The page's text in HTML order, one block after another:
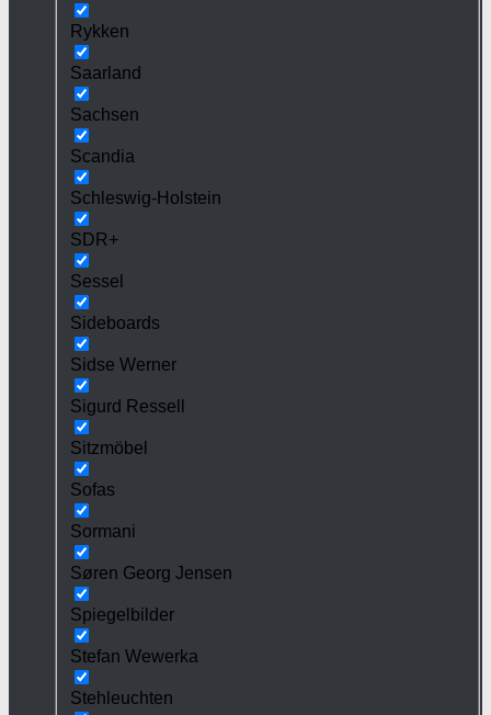
Rykken
Saarland
Sachsen
Scandia
Schleswig-Holstein
SDR+
Sessel
Sideboards
Sidse Werner
Sigurd Ressell
Sitzmöbel
Sofas
Sormani
Søren Georg Jensen
Spiegelbilder
Stefan Wewerka
Stehleuchten